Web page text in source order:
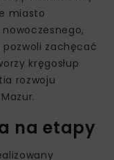
miasto
zachęcać
kręgosłup
rozwoju
na etapy